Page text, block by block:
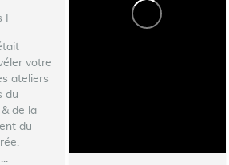
votre
ateliers
du
de la
du